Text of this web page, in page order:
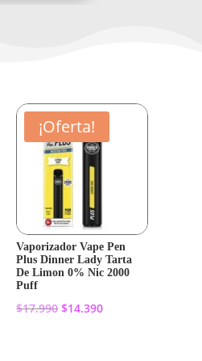
¡Oferta!
Vaporizador Vape Pen
Plus Dinner Lady Tarta
De Limon 0% Nic 2000
Puff
$17.990El
$14.390El